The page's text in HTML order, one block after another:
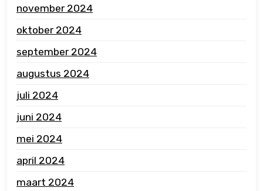
november 2024
oktober 2024
september 2024
augustus 2024
juli 2024
juni 2024
mei 2024
april 2024
maart 2024